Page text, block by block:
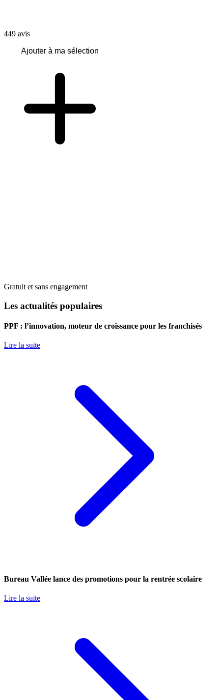
449 avis
Ajouter à ma sélection
Gratuit et sans engagement
Les actualités populaires
PPF : l’innovation, moteur de croissance pour les franchisés
Lire la suite
Bureau Vallée lance des promotions pour la rentrée scolaire
Lire la suite